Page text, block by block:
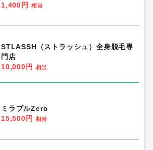
1,400円
相当
STLASSH（ストラッシュ）全身脱毛専
門店
10,000円
相当
ミラブルZero
15,500円
相当